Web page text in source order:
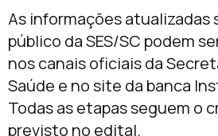
As informações atualizadas
público da SES/SC podem
nos canais oficiais da
Saúde e no site da banca
Todas as etapas seguem o
previsto no edital.